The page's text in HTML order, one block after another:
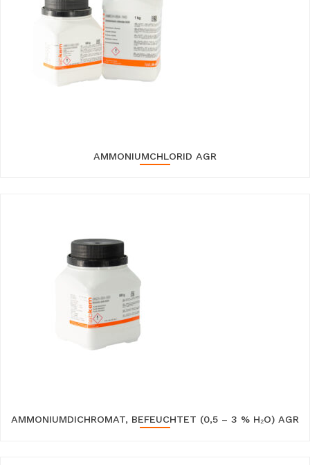
AMMONIUMCHLORID AGR
AMMONIUMDICHROMAT, BEFEUCHTET (0,5 – 3 % H₂O) AGR